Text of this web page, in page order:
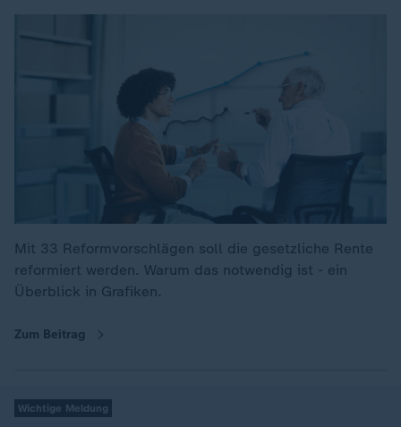
Mit 33 Reformvorschlägen soll die gesetzliche Rente
reformiert werden. Warum das notwendig ist - ein
Überblick in Grafiken.
Zum Beitrag
Wichtige Meldung